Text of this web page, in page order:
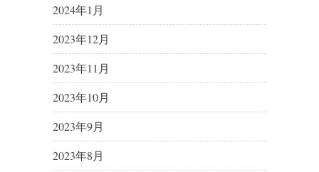
2024年1月
2023年12月
2023年11月
2023年10月
2023年9月
2023年8月